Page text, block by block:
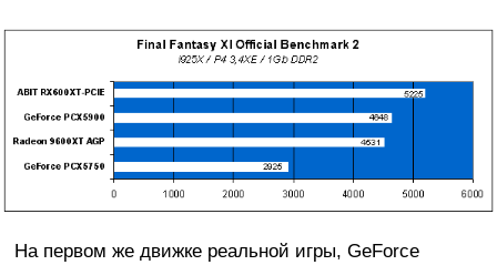
На первом же движке реальной игры, GeForce